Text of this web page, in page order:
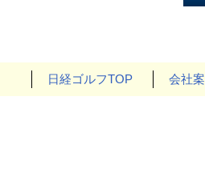
日経ゴルフTOP 会社